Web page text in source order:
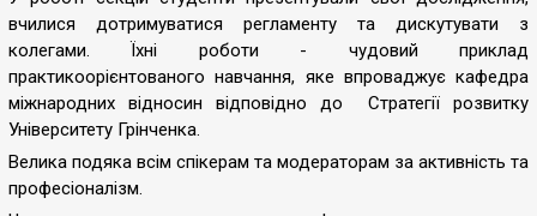
вчилися дотримуватися регламенту та дискутувати з
колегами. Їхні роботи - чудовий приклад
практикоорієнтованого навчання, яке впроваджує кафедра
міжнародних відносин відповідно до Стратегії розвитку
Університету Грінченка.
Велика подяка всім спікерам та модераторам за активність та
професіоналізм.